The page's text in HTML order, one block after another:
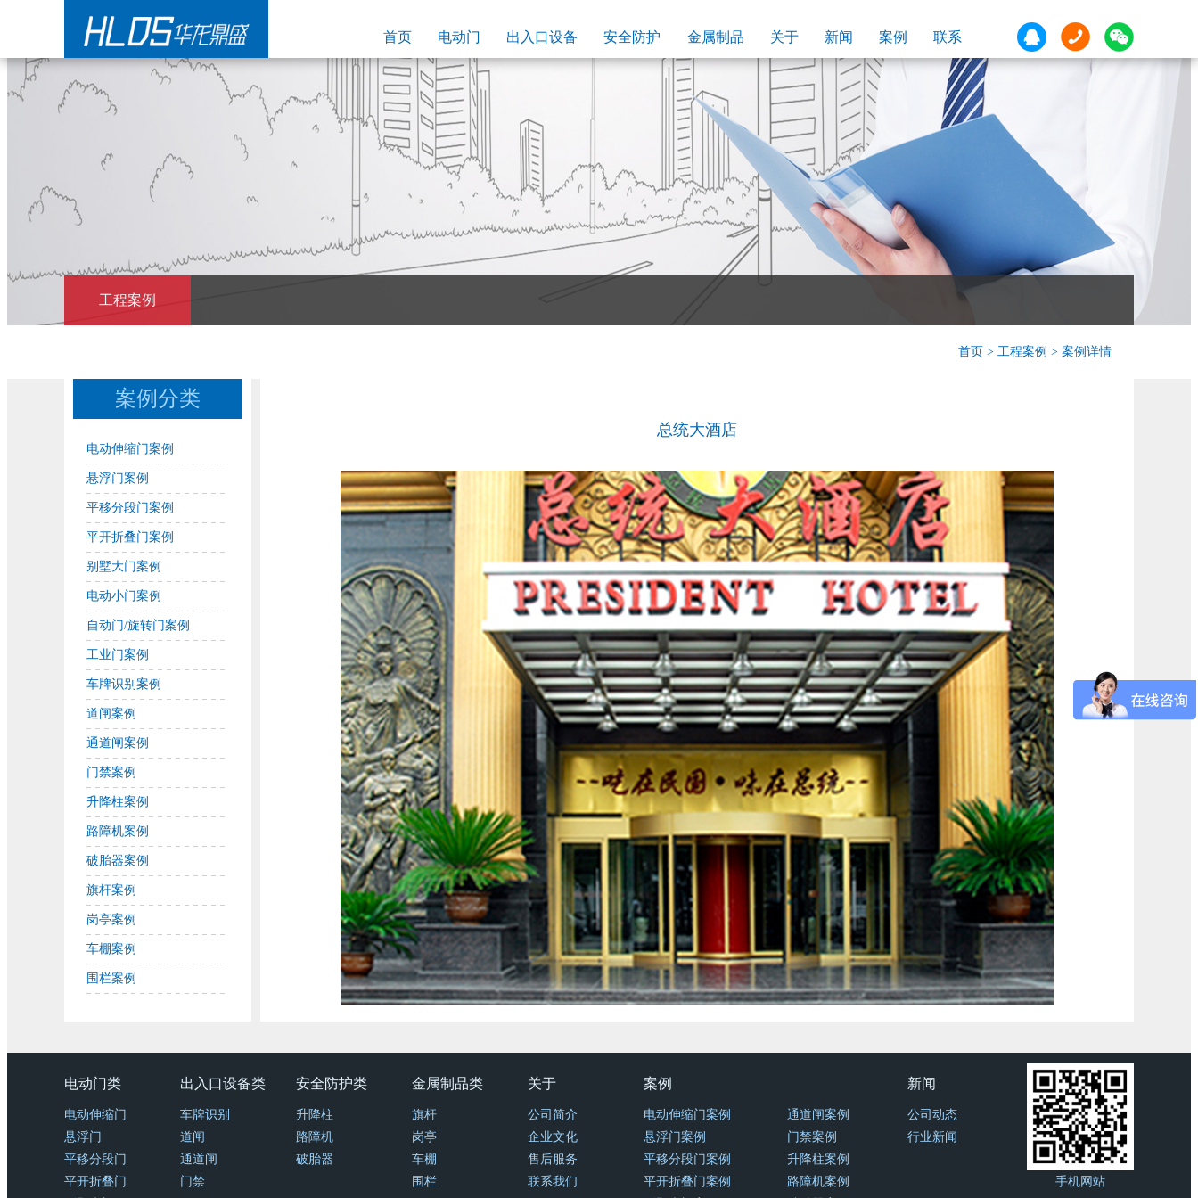
首页 电动门 出入口设备 安全防护 金属制品 关于 新闻 案例 联系
工程案例
首页 > 工程案例 > 案例详情
案例分类
电动伸缩门案例
悬浮门案例
平移分段门案例
平开折叠门案例
别墅大门案例
电动小门案例
自动门/旋转门案例
工业门案例
车牌识别案例
道闸案例
通道闸案例
门禁案例
升降柱案例
路障机案例
破胎器案例
旗杆案例
岗亭案例
车棚案例
围栏案例
总统大酒店
电动门类
电动伸缩门
悬浮门
平移分段门
平开折叠门
出入口设备类
车牌识别
道闸
通道闸
门禁
安全防护类
升降柱
路障机
破胎器
金属制品类
旗杆
岗亭
车棚
围栏
关于
公司简介
企业文化
售后服务
联系我们
案例
电动伸缩门案例
悬浮门案例
平移分段门案例
平开折叠门案例
通道闸案例
门禁案例
升降柱案例
路障机案例
新闻
公司动态
行业新闻
手机网站